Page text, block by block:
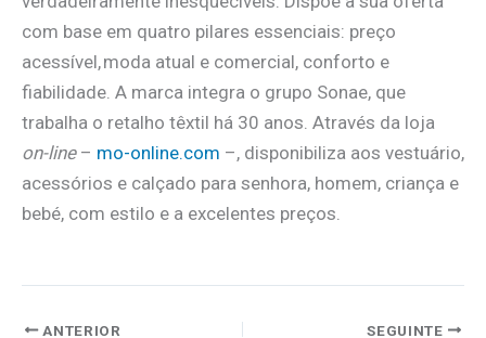
com base em quatro pilares essenciais: preço
acessível, moda atual e comercial, conforto e
fiabilidade. A marca integra o grupo Sonae, que
trabalha o retalho têxtil há 30 anos. Através da loja
on-line– mo-online.com –, disponibiliza aos vestuário,
acessórios e calçado para senhora, homem, criança e
bebé, com estilo e a excelentes preços.
ANTERIOR SEGUINTE